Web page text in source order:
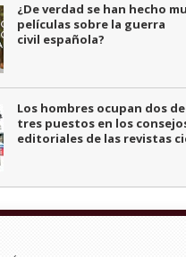
¿De verdad se han hecho
películas sobre la guerra
civil española?
Los hombres ocupan dos
tres puestos en los
editoriales de las revistas